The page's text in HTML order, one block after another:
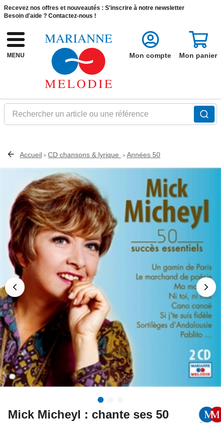
Recevez nos offres et nouveautés : S'inscrire à notre newsletter
Besoin d'aide ? Contactez-nous !
MENU
Rechercher un article ou une référence
Mon compte Mon panier
Accueil > CD chansons & lyrique > Années 50
Mick Micheyl : chante ses 50